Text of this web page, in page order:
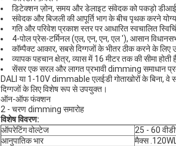
डिटेक्शन ज़ोन, समय और डेलाइट संवेदक को पकड़ो
संवेदक और बिजली की आपूर्ति भाग के बीच पृथक करने
गति और परिवेश प्रकाश स्तर पर आधारित स्वचालित
4-पोल प्रेस-टर्मिनल (एल, एन, एन, एल '), आसान
कॉम्पैक्ट आकार, सबसे दिग्गजों के भीतर ठीक करने के लिए
व्यापक पहचान क्षेत्र, व्यास में 16 मीटर तक की सीमा होती
सेंसर एक सरल और लागत प्रभावी dimming समाधान
DALI या 1-10V dimmable एलईडी गोताखोरों के बिना,
दिग्गजों के लिए विशेष रूप से उपयुक्त।
ऑन-ऑफ फंक्शन
2 - चरण dimming समारोह
विशेष विवरण:
ऑपरेटिंग वोल्टेज
25 - 60
आनुपातिक भार
मैक्स